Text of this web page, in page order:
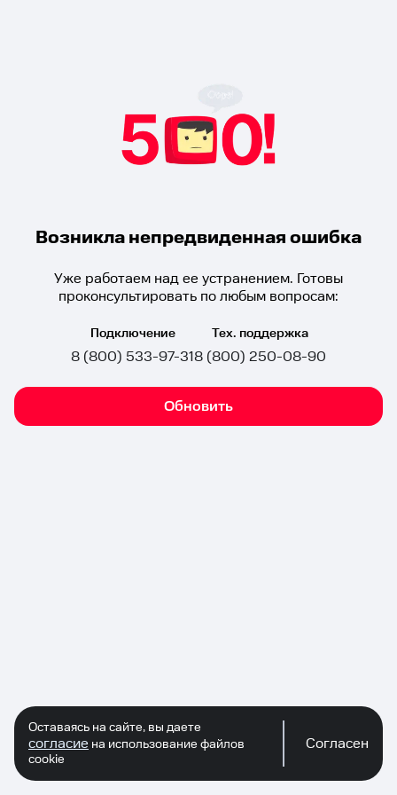
Возникла непредвиденная ошибка
Уже работаем над ее устранением. Готовы
проконсультировать по любым вопросам:
Подключение
8 (800) 533-97-31
Тех. поддержка
8 (800) 250-08-90
Обновить
Оставаясь на сайте, вы даете
согласие на использование файлов
cookie
Согласен